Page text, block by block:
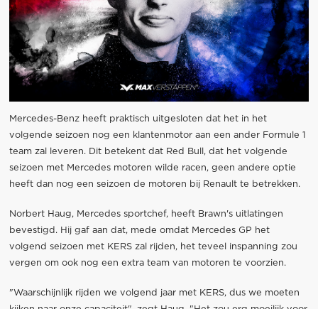
Mercedes-Benz heeft praktisch uitgesloten dat het in het
volgende seizoen nog een klantenmotor aan een ander Formule 1
team zal leveren. Dit betekent dat Red Bull, dat het volgende
seizoen met Mercedes motoren wilde racen, geen andere optie
heeft dan nog een seizoen de motoren bij Renault te betrekken.
Norbert Haug, Mercedes sportchef, heeft Brawn's uitlatingen
bevestigd. Hij gaf aan dat, mede omdat Mercedes GP het
volgend seizoen met KERS zal rijden, het teveel inspanning zou
vergen om ook nog een extra team van motoren te voorzien.
"Waarschijnlijk rijden we volgend jaar met KERS, dus we moeten